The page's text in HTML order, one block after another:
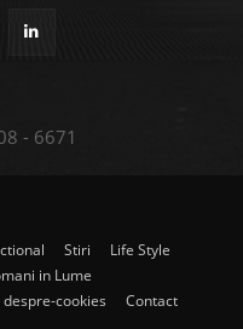
- 6671
Stiri
Life Style
in Lume
despre-cookies Contact